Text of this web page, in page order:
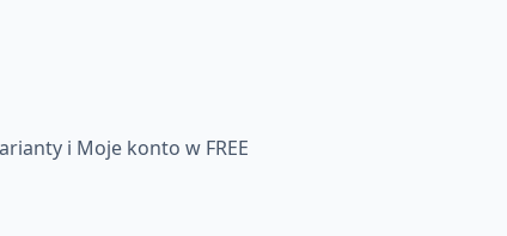
i Moje konto w FREE